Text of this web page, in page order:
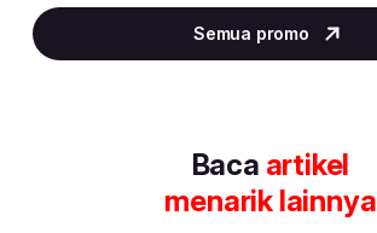
3
of
Semua promo
Baca artikel
menarik lainnya